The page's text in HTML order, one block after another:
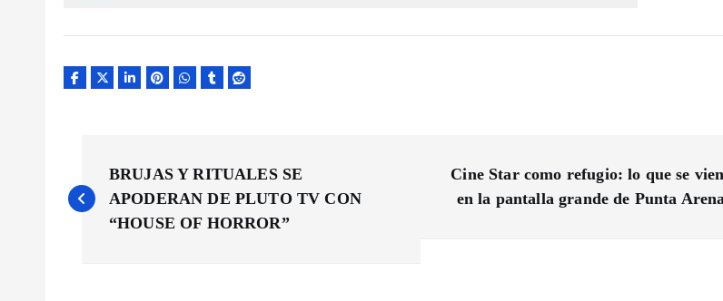
a
BRUJAS Y RITUALES SE
APODERAN DE PLUTO TV CON
“HOUSE OF HORROR”
Cine Star como refugio: lo que se
en la pantalla grande de Punta